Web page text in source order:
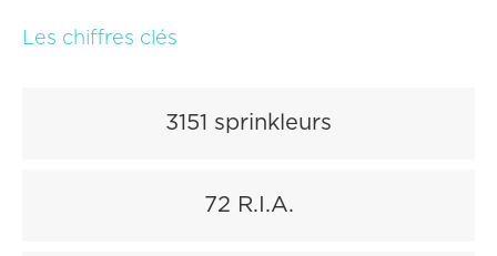
Les chiffres clés
3151 sprinkleurs
72 R.I.A.